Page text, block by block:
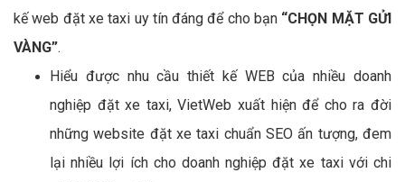
kế web đặt xe taxi uy tín đáng để cho bạn “CHỌN MẶT GỬI
VÀNG”.
Hiểu được nhu cầu thiết kế WEB của nhiều doanh
nghiệp đặt xe taxi, VietWeb xuất hiện để cho ra đời
những website đặt xe taxi chuẩn SEO ấn tượng, đem
lại nhiều lợi ích cho doanh nghiệp đặt xe taxi với chi